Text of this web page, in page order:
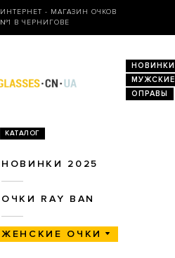
ИНТЕРНЕТ - МАГАЗИН ОЧКОВ
№1 В ЧЕРНИГОВЕ
НОВИНКИ
МУЖСКИЕ
ОПРАВЫ
КАТАЛОГ
НОВИНКИ 2025
ОЧКИ RAY BAN
ЖЕНСКИЕ ОЧКИ